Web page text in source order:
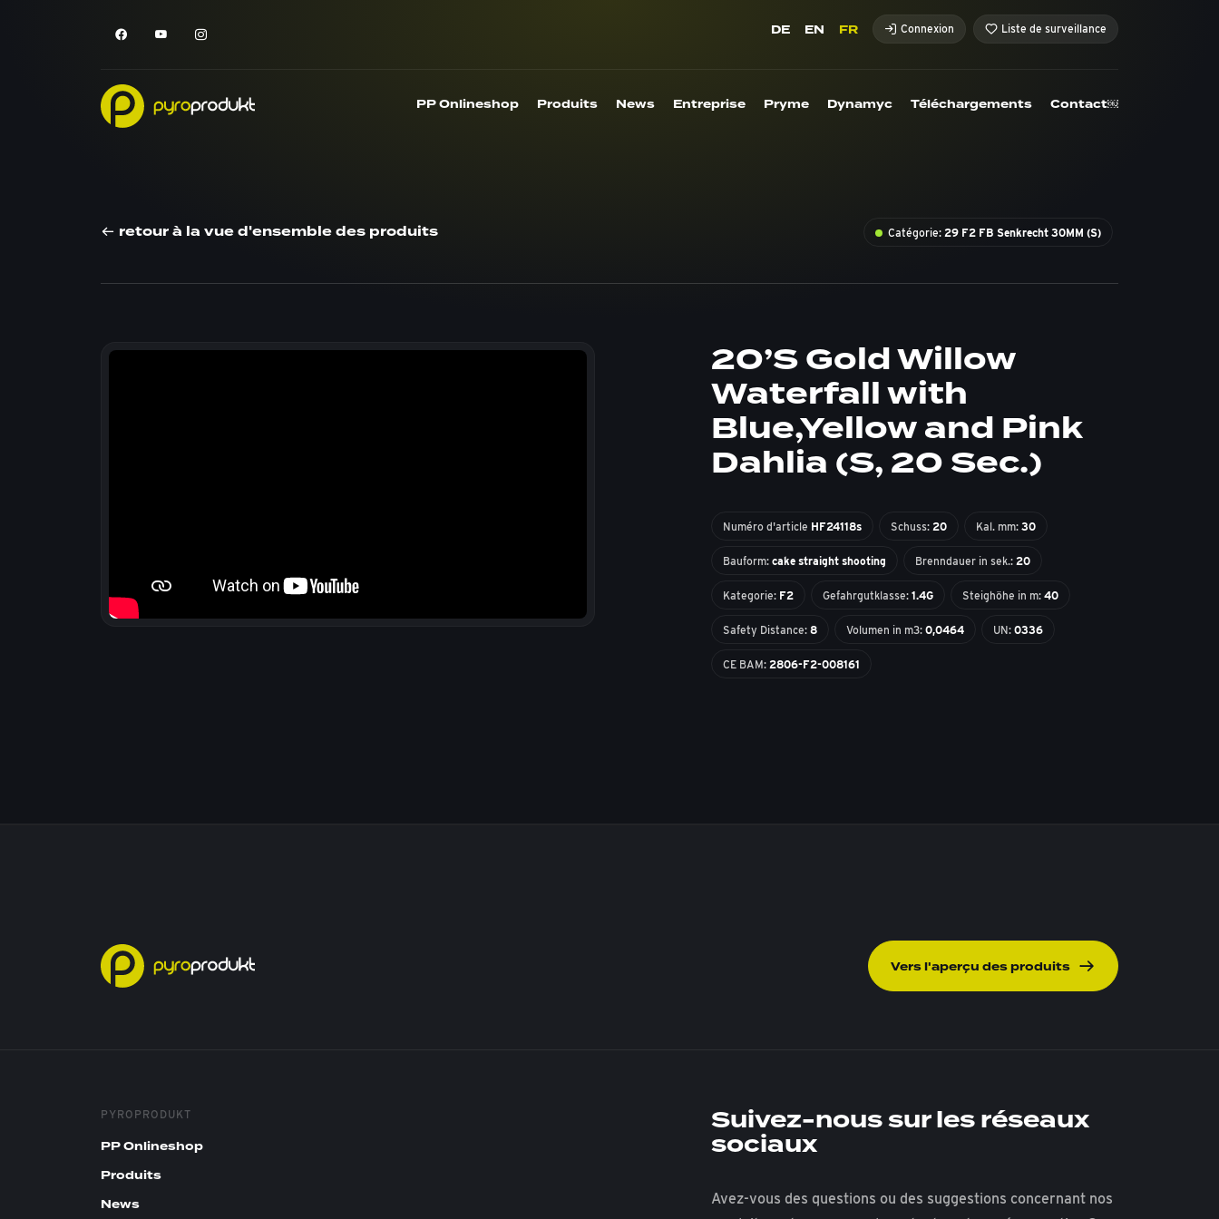
DE EN FR Connexion Liste de surveillance
PP Onlineshop Produits News Entreprise Pryme Dynamyc Téléchargements Contact￼
retour à la vue d'ensemble des produits Catégorie: 29 F2 FB Senkrecht 30MM (S)
20’S Gold Willow
Waterfall with
Blue,Yellow and Pink
Dahlia (S, 20 Sec.)
Numéro d'article HF24118s Schuss:20 Kal. mm:30
Bauform:cake straight shooting Brenndauer in sek.:20
Kategorie: F2 Gefahrgutklasse:1.4G Steighöhe in m:40
Safety Distance:8 Volumen in m3:0,0464 UN:0336
CE BAM:2806-F2-008161
Vers l'aperçu des produits
PYROPRODUKT
PP Onlineshop
Produits
News
Suivez-nous sur les réseaux
sociaux
Avez-vous des questions ou des suggestions concernant nos